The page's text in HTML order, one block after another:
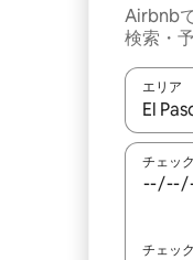
Airbnb
検索・
エリア
検索
チェッ
チェッ